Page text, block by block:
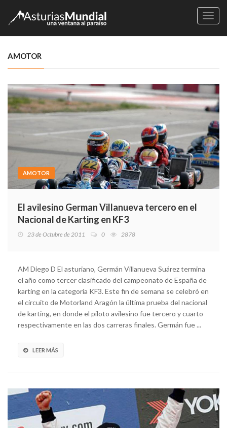
AMOTOR
AMOTOR
El avilesino German Villanueva tercero en el
Nacional de Karting en KF3
23 de Octubre de 2011 0 2878
AM Diego D El asturiano, Germán Villanueva Suárez termina
el año como tercer clasificado del campeonato de España de
karting en la categoría KF3. Este fin de semana se celebró en
el circuito de Motorland Aragón la última prueba del nacional
de karting, en donde el piloto avilesino fue tercero y cuarto
respectivamente en las dos carreras finales. Germán fue ...
LEER MÁS